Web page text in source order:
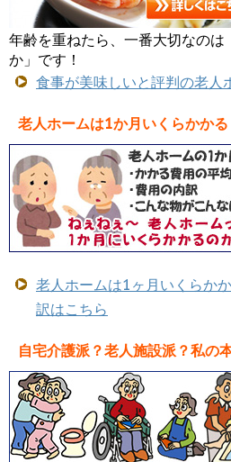
年齢を重ねたら、一番大切なのは
か」です！
食事が美味しいと評判の老人
老人ホームは1か月いくらかかる
老人ホームは1ヶ月いくらか
訳はこちら
自宅介護派？老人施設派？私の